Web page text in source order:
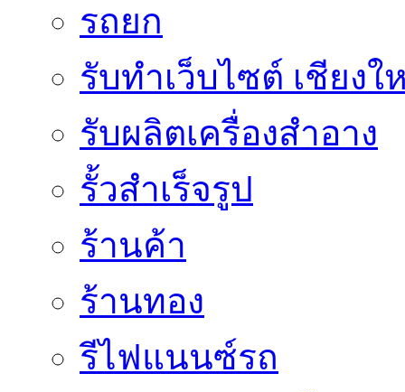
รถยก
รับทำเว็บไซต์ เชียงใ
รับผลิตเครื่องสำอาง
รั้วสำเร็จรูป
ร้านค้า
ร้านทอง
รีไฟแนนซ์รถ